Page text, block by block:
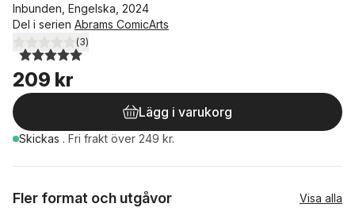
Inbunden, Engelska, 2024
Del i serien Abrams ComicArts
5,0utav 5 stjärnor. Totalt antal röster:
(3)
209 kr
Lägg i varukorg
Skickas . Fri frakt över 249 kr.
Fler format och utgåvor Visa alla